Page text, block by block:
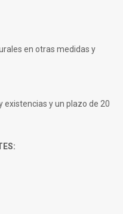
en otras medidas y
existencias y un plazo de 20